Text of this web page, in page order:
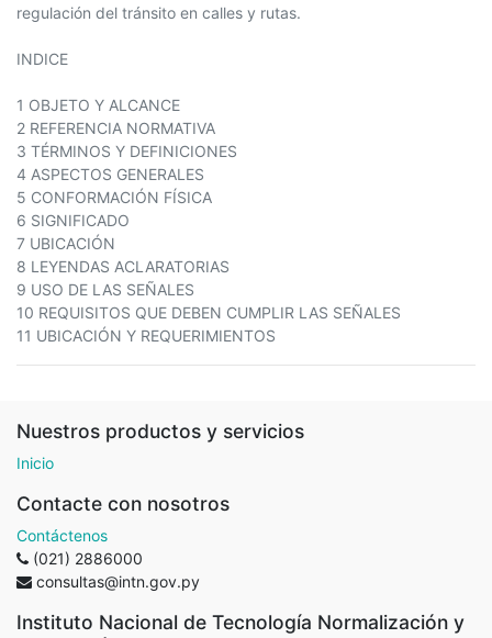
regulación del tránsito en calles y rutas.
INDICE
1 OBJETO Y ALCANCE
2 REFERENCIA NORMATIVA
3 TÉRMINOS Y DEFINICIONES
4 ASPECTOS GENERALES
5 CONFORMACIÓN FÍSICA
6 SIGNIFICADO
7 UBICACIÓN
8 LEYENDAS ACLARATORIAS
9 USO DE LAS SEÑALES
10 REQUISITOS QUE DEBEN CUMPLIR LAS SEÑALES
11 UBICACIÓN Y REQUERIMIENTOS
Nuestros productos y servicios
Inicio
Contacte con nosotros
Contáctenos
(021) 2886000
consultas@intn.gov.py
Instituto Nacional de Tecnología Normalización y